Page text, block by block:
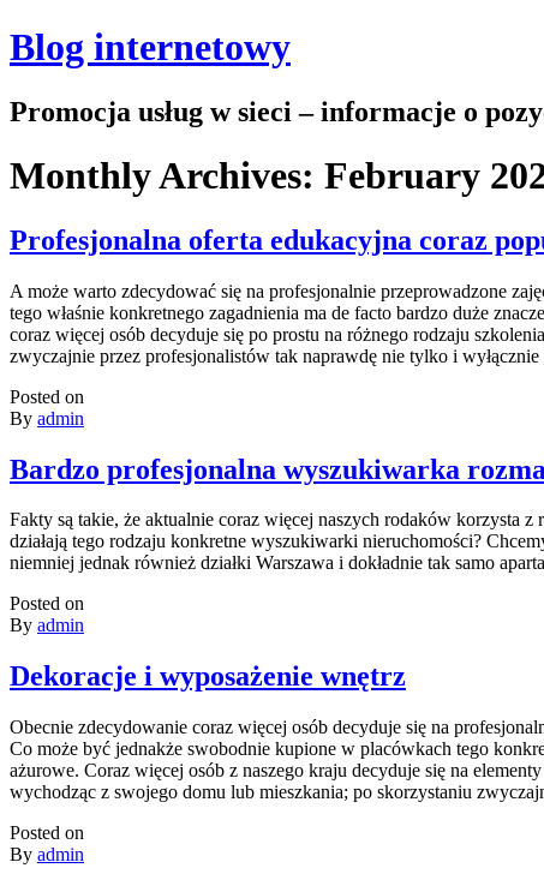
Blog internetowy
Promocja usług w sieci – informacje o
Monthly Archives: February
Profesjonalna oferta edukacyjna coraz
A może warto zdecydować się na profesjonalnie przeprowadzone
tego właśnie konkretnego zagadnienia ma de facto bardzo duże
coraz więcej osób decyduje się po prostu na różnego rodzaju
zwyczajnie przez profesjonalistów tak naprawdę nie tylko i
Posted on
By admin
Bardzo profesjonalna wyszukiwarka
Fakty są takie, że aktualnie coraz więcej naszych rodaków korzysta
działają tego rodzaju konkretne wyszukiwarki nieruchomości?
niemniej jednak również działki Warszawa i dokładnie tak samo
Posted on
By admin
Dekoracje i wyposażenie wnętrz
Obecnie zdecydowanie coraz więcej osób decyduje się na
Co może być jednakże swobodnie kupione w placówkach tego
ażurowe. Coraz więcej osób z naszego kraju decyduje się na
wychodząc z swojego domu lub mieszkania; po skorzystaniu
Posted on
By admin